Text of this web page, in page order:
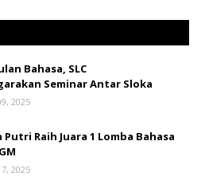
Bahasa, SLC
Seminar Antar Sloka
2025
Raih Juara 1 Lomba Bahasa
2025